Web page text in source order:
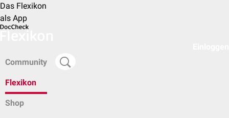
Das Flexikon
als App
Community
Flexikon
Shop